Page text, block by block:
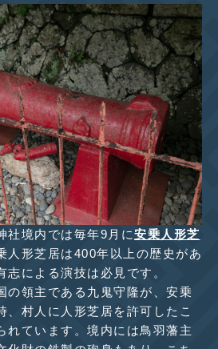
社境内では毎年9月に安乗人形芝
人形芝居は400年以上の歴史があ
志による演技は必見です。
の領主である九鬼守隆が、安乗
、村人に人形芝居を許可したこ
れています。境内には鳥羽藩主